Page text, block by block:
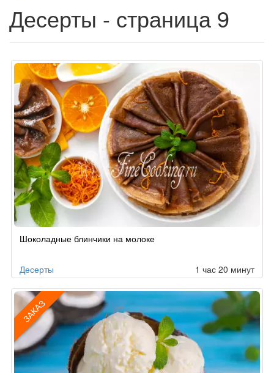
Десерты - страница 9
Шоколадные блинчики на молоке
Десерты 1 час 20 минут
ЗАКАЗ